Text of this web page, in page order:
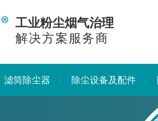
工业粉尘烟气治理
解决方案服务商
滤筒除尘器 除尘设备及配件